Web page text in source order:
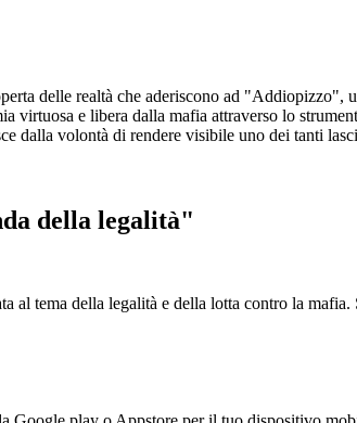
delle realtà che aderiscono ad
virtuosa e libera dalla mafia attraverso lo
dalla volontà di rendere visibile uno dei tanti
della legalità"
al tema della legalità e della lotta contro la